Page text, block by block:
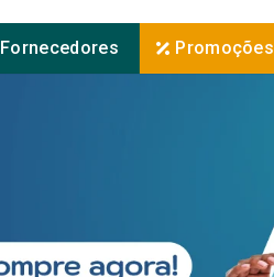
Fornecedores Promoções